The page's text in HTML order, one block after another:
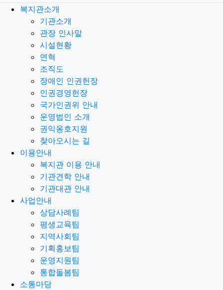
복지관소개
기관소개
관장 인사말
시설현황
연혁
조직도
장애인 인권헌장
인권경영헌장
국가인권위 안내
운영법인 소개
권익옹호지원
찾아오시는 길
이용안내
복지관 이용 안내
기관견학 안내
기관대관 안내
사업안내
상담사례팀
평생교육팀
지역사회팀
기획홍보팀
운영지원팀
통합돌봄팀
소통마당